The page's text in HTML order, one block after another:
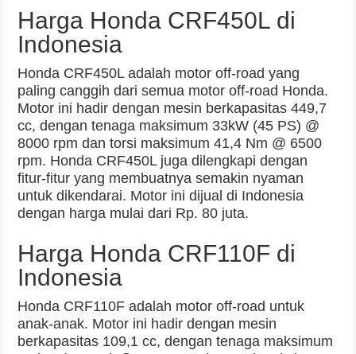
Harga Honda CRF450L di
Indonesia
Honda CRF450L adalah motor off-road yang
paling canggih dari semua motor off-road Honda.
Motor ini hadir dengan mesin berkapasitas 449,7
cc, dengan tenaga maksimum 33kW (45 PS) @
8000 rpm dan torsi maksimum 41,4 Nm @ 6500
rpm. Honda CRF450L juga dilengkapi dengan
fitur-fitur yang membuatnya semakin nyaman
untuk dikendarai. Motor ini dijual di Indonesia
dengan harga mulai dari Rp. 80 juta.
Harga Honda CRF110F di
Indonesia
Honda CRF110F adalah motor off-road untuk
anak-anak. Motor ini hadir dengan mesin
berkapasitas 109,1 cc, dengan tenaga maksimum